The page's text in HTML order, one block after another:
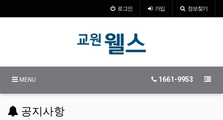
로그인 가입 정보찾기
MENU 1661-9953
공지사항